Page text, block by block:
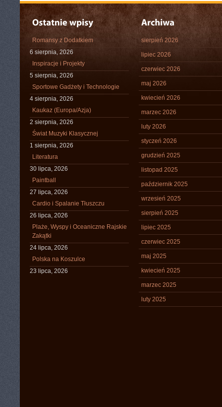
Romansy z Dodatkiem
6 sierpnia, 2026
Inspiracje i Projekty
5 sierpnia, 2026
Sportowe Gadżety i Technologie
4 sierpnia, 2026
Kaukaz (Europa/Azja)
2 sierpnia, 2026
Świat Muzyki Klasycznej
1 sierpnia, 2026
Literatura
30 lipca, 2026
Paintball
27 lipca, 2026
Cardio i Spalanie Tłuszczu
26 lipca, 2026
Plaże, Wyspy i Oceaniczne Rajskie
Zakątki
24 lipca, 2026
Polska na Koszulce
23 lipca, 2026
sierpień 2026
lipiec 2026
czerwiec 2026
maj 2026
kwiecień 2026
marzec 2026
luty 2026
styczeń 2026
grudzień 2025
listopad 2025
październik 2025
wrzesień 2025
sierpień 2025
lipiec 2025
czerwiec 2025
maj 2025
kwiecień 2025
marzec 2025
luty 2025